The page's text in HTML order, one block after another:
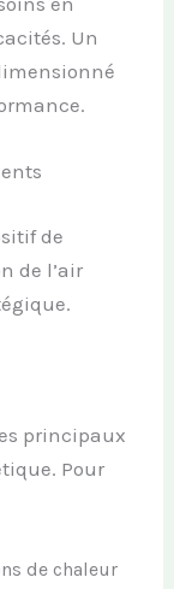
Un
de
de l’air
principaux
Pour
de chaleur